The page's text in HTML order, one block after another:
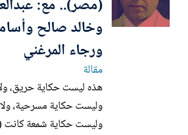
(مصر).. مع:
وخالد صالح
ورجاء المرغني
مقالة
هذه ليست حكاية حريق،
وليست حكاية مسرحية،
وليست حكاية شمعة كانت